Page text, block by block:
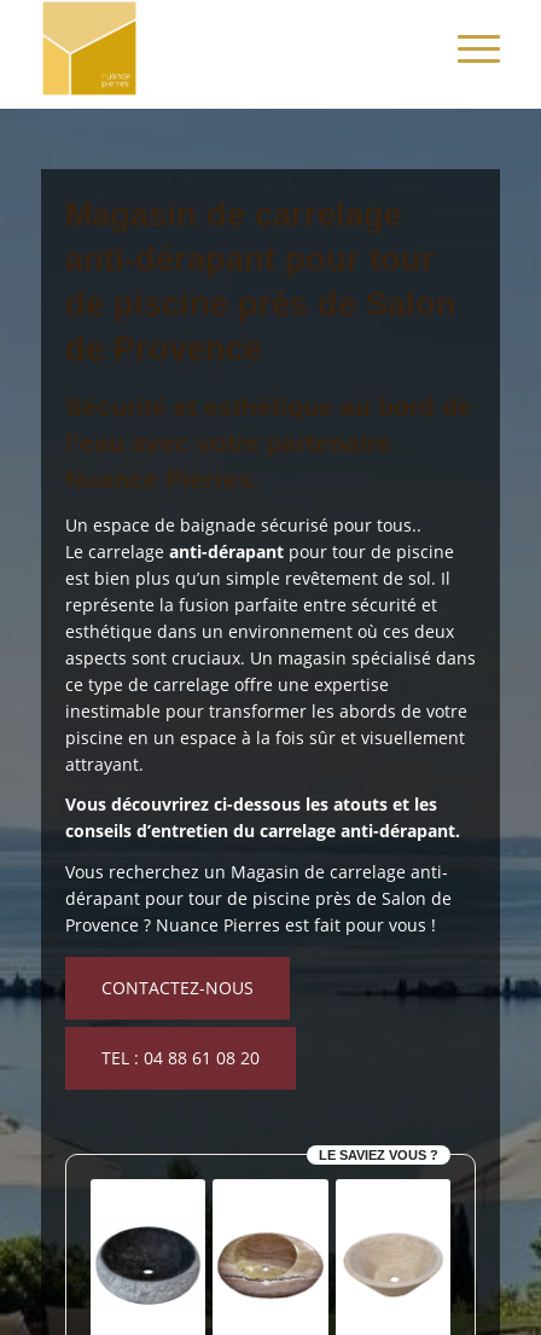
Magasin de carrelage
anti-dérapant pour tour
de piscine près de Salon
de Provence
Sécurité et esthétique au bord de
l’eau avec votre partenaire
Nuance Pierres.
Un espace de baignade sécurisé pour tous..
Le carrelage anti-dérapant pour tour de piscine
est bien plus qu’un simple revêtement de sol. Il
représente la fusion parfaite entre sécurité et
esthétique dans un environnement où ces deux
aspects sont cruciaux. Un magasin spécialisé dans
ce type de carrelage offre une expertise
inestimable pour transformer les abords de votre
piscine en un espace à la fois sûr et visuellement
attrayant.
Vous découvrirez ci-dessous les atouts et les
conseils d’entretien du carrelage anti-dérapant.
Vous recherchez un Magasin de carrelage anti-
dérapant pour tour de piscine près de Salon de
Provence ? Nuance Pierres est fait pour vous !
CONTACTEZ-NOUS
TEL : 04 88 61 08 20
LE SAVIEZ VOUS ?